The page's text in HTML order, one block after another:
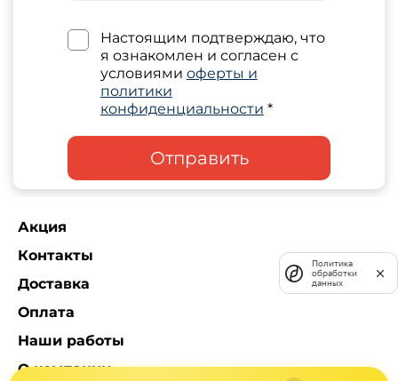
Настоящим подтверждаю, что
я ознакомлен и согласен с
условиями оферты и
политики
конфиденциальности *
Отправить
Акция
Контакты
Доставка
Оплата
Наши работы
О компании
Политика
обработки
данных